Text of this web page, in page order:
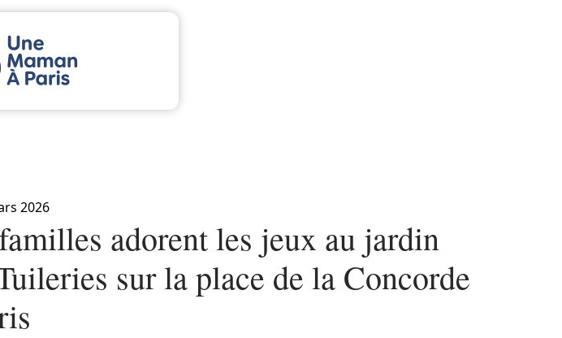
2026
adorent les jeux au jardin
sur la place de la Concorde